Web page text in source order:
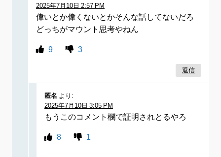
2025年7月10日 2:57 PM
偉いとか偉くないとかそんな話してないだろ
どっちがマウント思考やねん
9 3
返信
匿名 より:
2025年7月10日 3:05 PM
もうこのコメント欄で証明されとるやろ
8 1